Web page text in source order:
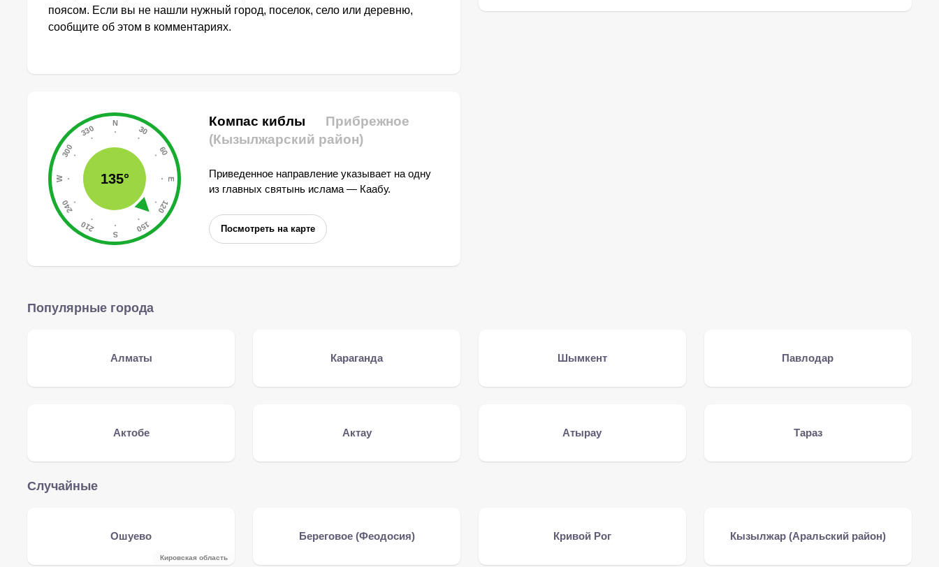
поясом. Если вы не нашли нужный город, поселок, село или деревню,
сообщите об этом в комментариях.
135°
Компас киблы
Прибрежное
(Кызылжарский район)
Приведенное направление указывает на одну
из главных святынь ислама — Каабу.
Посмотреть на карте
Популярные города
Алматы Караганда Шымкент Павлодар
Актобе Актау Атырау Тараз
Случайные
Ошуево
Кировская область
Береговое (Феодосия) Кривой Рог Кызылжар (Аральский район)